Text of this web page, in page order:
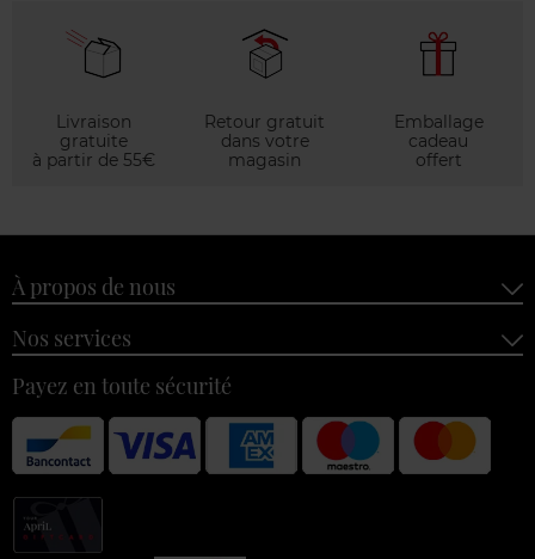
Livraison
gratuite
à partir de 55€
Retour gratuit
dans votre
magasin
Emballage
cadeau
offert
À propos de nous
Nos services
Payez en toute sécurité